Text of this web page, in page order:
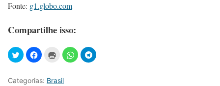
Fonte: g1.globo.com
Compartilhe isso:
Categorias: Brasil